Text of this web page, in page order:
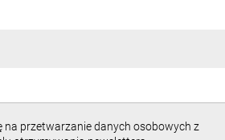
na przetwarzanie danych osobowych z